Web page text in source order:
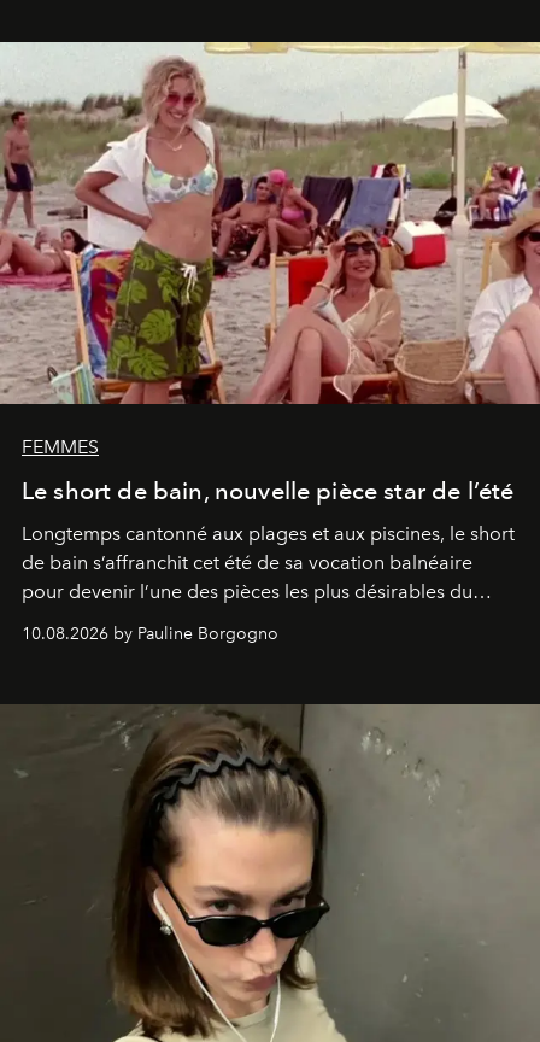
FEMMES
Le short de bain, nouvelle pièce star de l’été
Longtemps cantonné aux plages et aux piscines, le short
de bain s’affranchit cet été de sa vocation balnéaire
pour devenir l’une des pièces les plus désirables du
10.08.2026 by Pauline Borgogno